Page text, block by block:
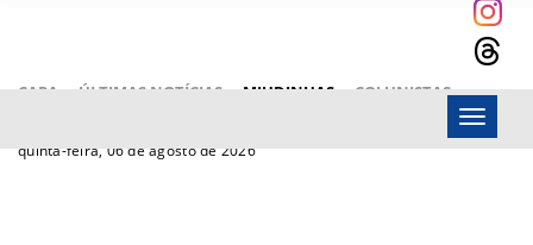
CAPA ÚLTIMAS NOTÍCIAS MIUDINHAS
COLUNISTAS
quinta-feira, 06 de agosto de 2026
Menu